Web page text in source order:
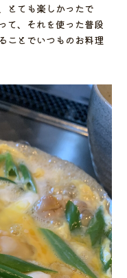
とても楽しかったで
て、それを使った普段
ことでいつものお料理